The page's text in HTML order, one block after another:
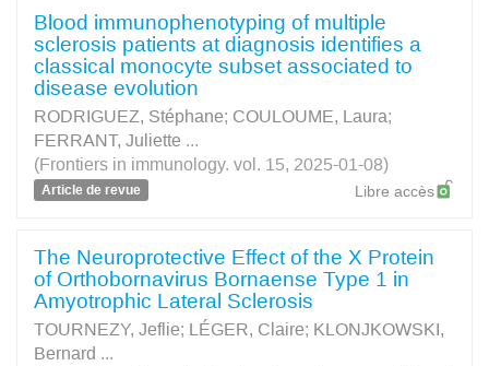
Blood immunophenotyping of multiple
sclerosis patients at diagnosis identifies a
classical monocyte subset associated to
disease evolution
RODRIGUEZ, Stéphane; COULOUME, Laura;
FERRANT, Juliette ...
(Frontiers in immunology. vol. 15, 2025-01-08)
Article de revue Libre accès
The Neuroprotective Effect of the X Protein
of Orthobornavirus Bornaense Type 1 in
Amyotrophic Lateral Sclerosis
TOURNEZY, Jeflie; LÉGER, Claire; KLONJKOWSKI,
Bernard ...